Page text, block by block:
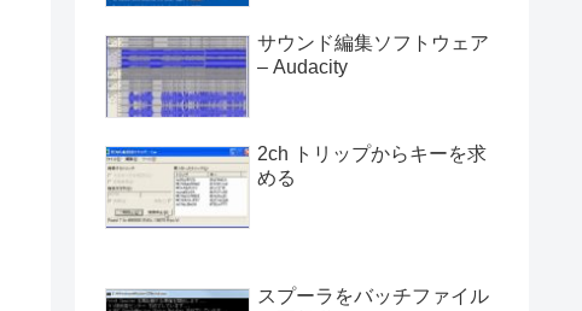
サウンド編集ソフトウェア
– Audacity
2ch トリップからキーを求
める
スプーラをバッチファイル